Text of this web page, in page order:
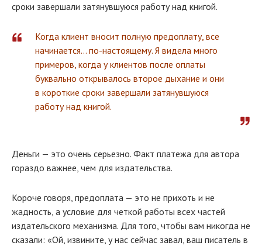
сроки завершали затянувшуюся работу над книгой.
Когда клиент вносит полную предоплату, все
начинается… по-настоящему. Я видела много
примеров, когда у клиентов после оплаты
буквально открывалось второе дыхание и они
в короткие сроки завершали затянувшуюся
работу над книгой.
Деньги — это очень серьезно. Факт платежа для автора
гораздо важнее, чем для издательства.
Короче говоря, предоплата — это не прихоть и не
жадность, а условие для четкой работы всех частей
издательского механизма. Для того, чтобы вам никогда не
сказали: «Ой, извините, у нас сейчас завал, ваш писатель в